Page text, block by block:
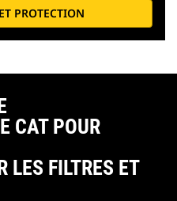
PROTECTION
CAT POUR
LES FILTRES ET